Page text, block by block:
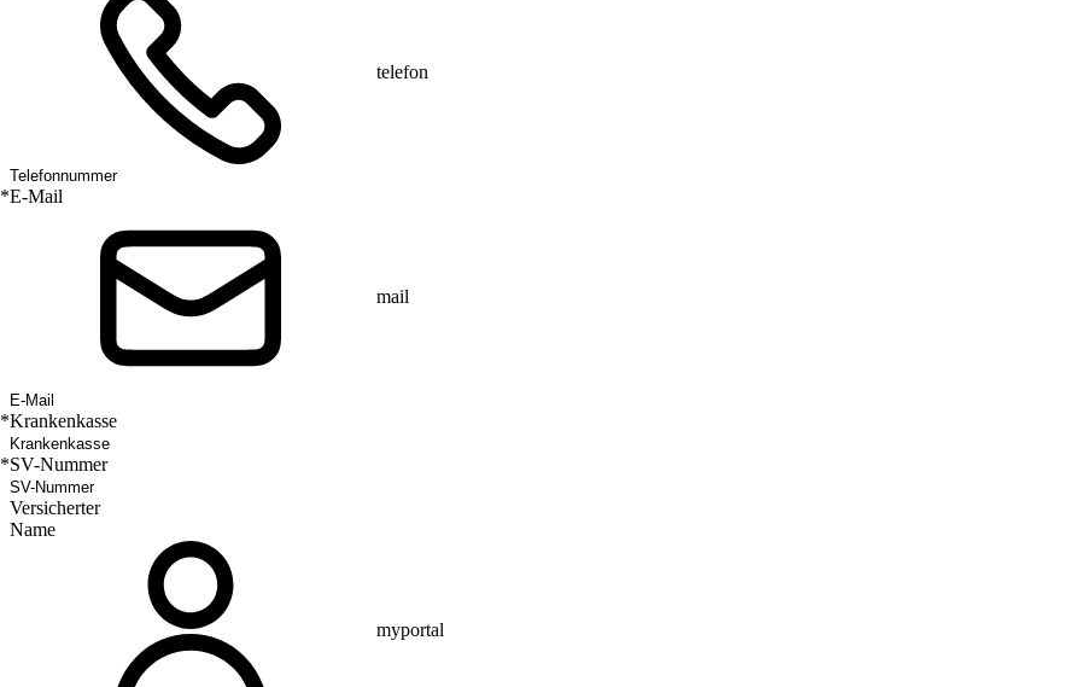
telefon
*E-Mail
mail
*Krankenkasse
*SV-Nummer
Versicherter
Name
myportal